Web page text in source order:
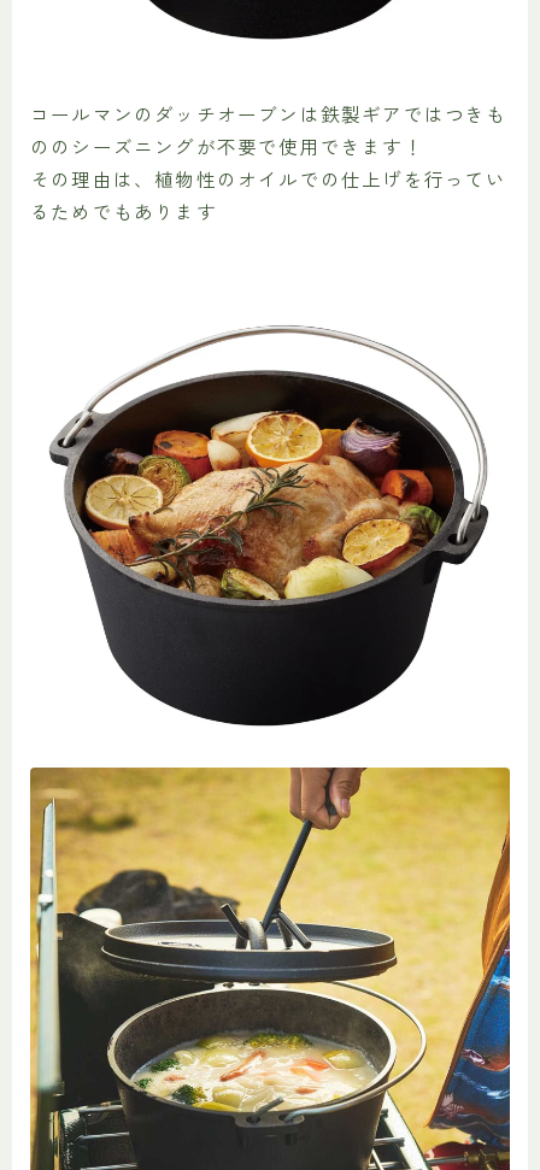
コールマンのダッチオーブンは鉄製ギアではつきも
ののシーズニングが不要で使用できます！
その理由は、植物性のオイルでの仕上げを行ってい
るためでもあります